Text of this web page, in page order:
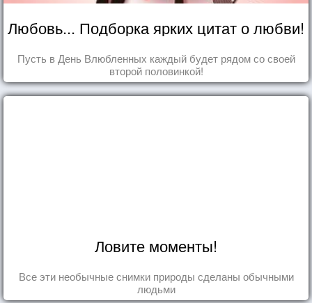
Любовь... Подборка ярких цитат о любви!
Пусть в День Влюбленных каждый будет рядом со своей
второй половинкой!
Ловите моменты!
Все эти необычные снимки природы сделаны обычными
людьми